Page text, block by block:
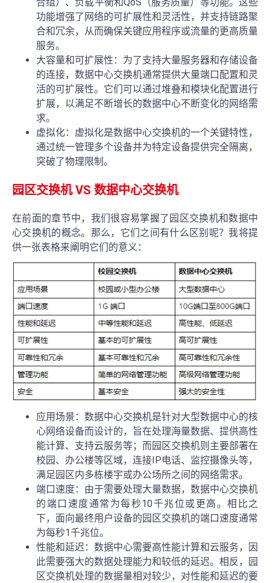
功能增强了网络的可扩展性和灵活性，并支持链路聚
合和冗余，从而确保关键应用程序或流量的更高质量
服务。
大容量和可扩展性：为了支持大量服务器和存储设备
的连接，数据中心交换机通常提供大量端口配置和灵
活的可扩展性。它们可以通过堆叠和模块化配置进行
扩展，以满足不断增长的数据中心不断变化的网络需
求。
虚拟化：虚拟化是数据中心交换机的一个关键特性，
通过统一管理多个设备并为特定设备提供完全隔离，
突破了物理限制。
园区交换机 VS 数据中心交换机
在前面的章节中，我们很容易掌握了园区交换机和数据中
心交换机的概念。那么，它们之间有什么区别呢？我将提
供一张表格来阐明它们的意义：
应用场景：数据中心交换机是针对大型数据中心的核
心网络设备而设计的，旨在处理海量数据、提供高性
能计算、支持云服务等；而园区交换机则主要部署在
校园、办公楼等区域，连接IP电话、监控摄像头等，
满足园区内多栋楼宇或办公场所之间的网络需求。
端口速度：由于需要处理大量数据，数据中心交换机
的端口速度通常为每秒10千兆位或更高。相比之
下，面向最终用户设备的园区交换机的端口速度通常
为每秒1千兆位。
性能和延迟：数据中心需要高性能计算和云服务，因
此需要强大的数据处理能力和较低的延迟。相反，园
区交换机处理的数据量相对较少，对性能和延迟的要